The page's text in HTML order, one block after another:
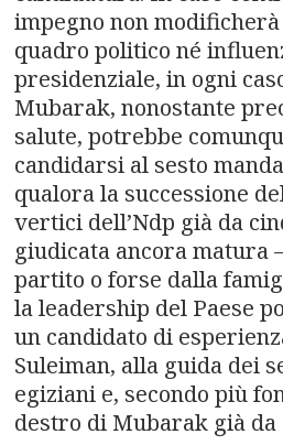
impegno non
quadro politico né
presidenziale, in ogni
Mubarak, nonostante
salute, potrebbe
candidarsi al sesto
qualora la successione
vertici dell’Ndp già da
giudicata ancora matura
partito o forse dalla
la leadership del Paese
un candidato di
Suleiman, alla guida dei
egiziani e, secondo più
destro di Mubarak già da